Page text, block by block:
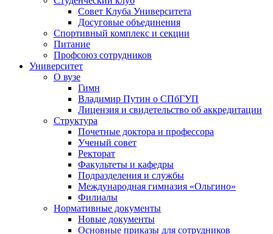
Совет Клуба Университета
Досуговые объединения
Спортивный комплекс и секции
Питание
Профсоюз сотрудников
Университет
О вузе
Гимн
Владимир Путин о СПбГУП
Лицензия и свидетельство об аккредитации
Структура
Почетные доктора и профессора
Ученый совет
Ректорат
Факультеты и кафедры
Подразделения и службы
Международная гимназия «Ольгино»
Филиалы
Нормативные документы
Новые документы
Основные приказы для сотрудников